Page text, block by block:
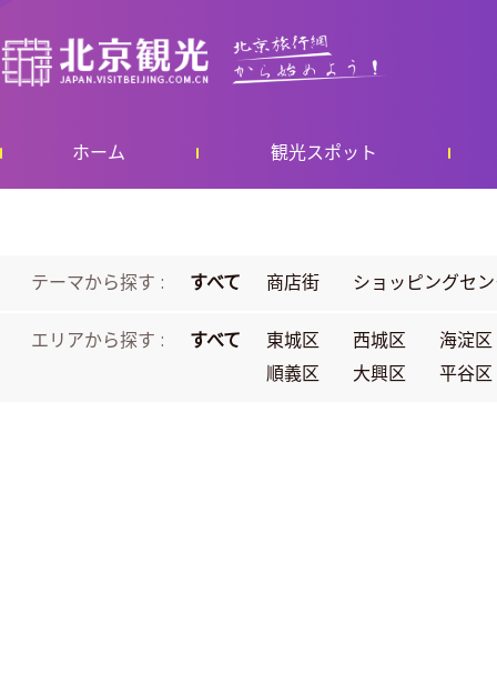
ホーム 観光スポット
テーマから探す : すべて 商店街 ショッピングセ
エリアから探す : すべて 東城区 西城区
海淀区
順義区
大興区 平谷区